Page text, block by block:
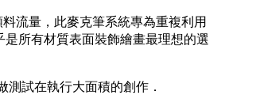
流量，此麥克筆系統專為重複利用
所有材質表面裝飾繪畫最理想的選
試在執行大面積的創作．